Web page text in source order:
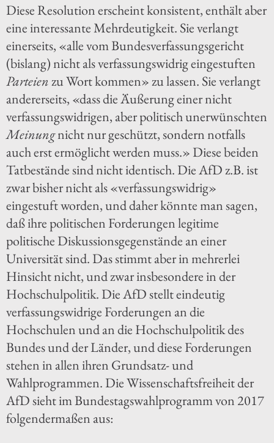
Diese Resolution erscheint konsistent, enthält aber
eine interessante Mehrdeutigkeit. Sie verlangt
einerseits, «alle vom Bundesverfassungsgericht
(bislang) nicht als verfassungswidrig eingestuften
Parteienzu Wort kommen» zu lassen. Sie verlangt
andererseits, «dass die Äußerung einer nicht
verfassungswidrigen, aber politisch unerwünschten
Meinungnicht nur geschützt, sondern notfalls
auch erst ermöglicht werden muss.» Diese beiden
Tatbestände sind nicht identisch. Die AfD z.B. ist
zwar bisher nicht als «verfassungswidrig»
eingestuft worden, und daher könnte man sagen,
daß ihre politischen Forderungen legitime
politische Diskussionsgegenstände an einer
Universität sind. Das stimmt aber in mehrerlei
Hinsicht nicht, und zwar insbesondere in der
Hochschulpolitik. Die AfD stellt eindeutig
verfassungswidrige Forderungen an die
Hochschulen und an die Hochschulpolitik des
Bundes und der Länder, und diese Forderungen
stehen in allen ihren Grundsatz- und
Wahlprogrammen. Die Wissenschaftsfreiheit der
AfD sieht im Bundestagswahlprogramm von 2017
folgendermaßen aus: